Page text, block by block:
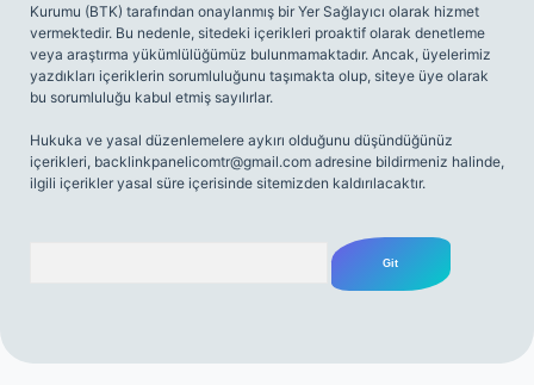
Kurumu (BTK) tarafından onaylanmış bir Yer Sağlayıcı olarak hizmet
vermektedir. Bu nedenle, sitedeki içerikleri proaktif olarak denetleme
veya araştırma yükümlülüğümüz bulunmamaktadır. Ancak, üyelerimiz
yazdıkları içeriklerin sorumluluğunu taşımakta olup, siteye üye olarak
bu sorumluluğu kabul etmiş sayılırlar.
Hukuka ve yasal düzenlemelere aykırı olduğunu düşündüğünüz
içerikleri, backlinkpanelicomtr@gmail.com adresine bildirmeniz halinde,
ilgili içerikler yasal süre içerisinde sitemizden kaldırılacaktır.